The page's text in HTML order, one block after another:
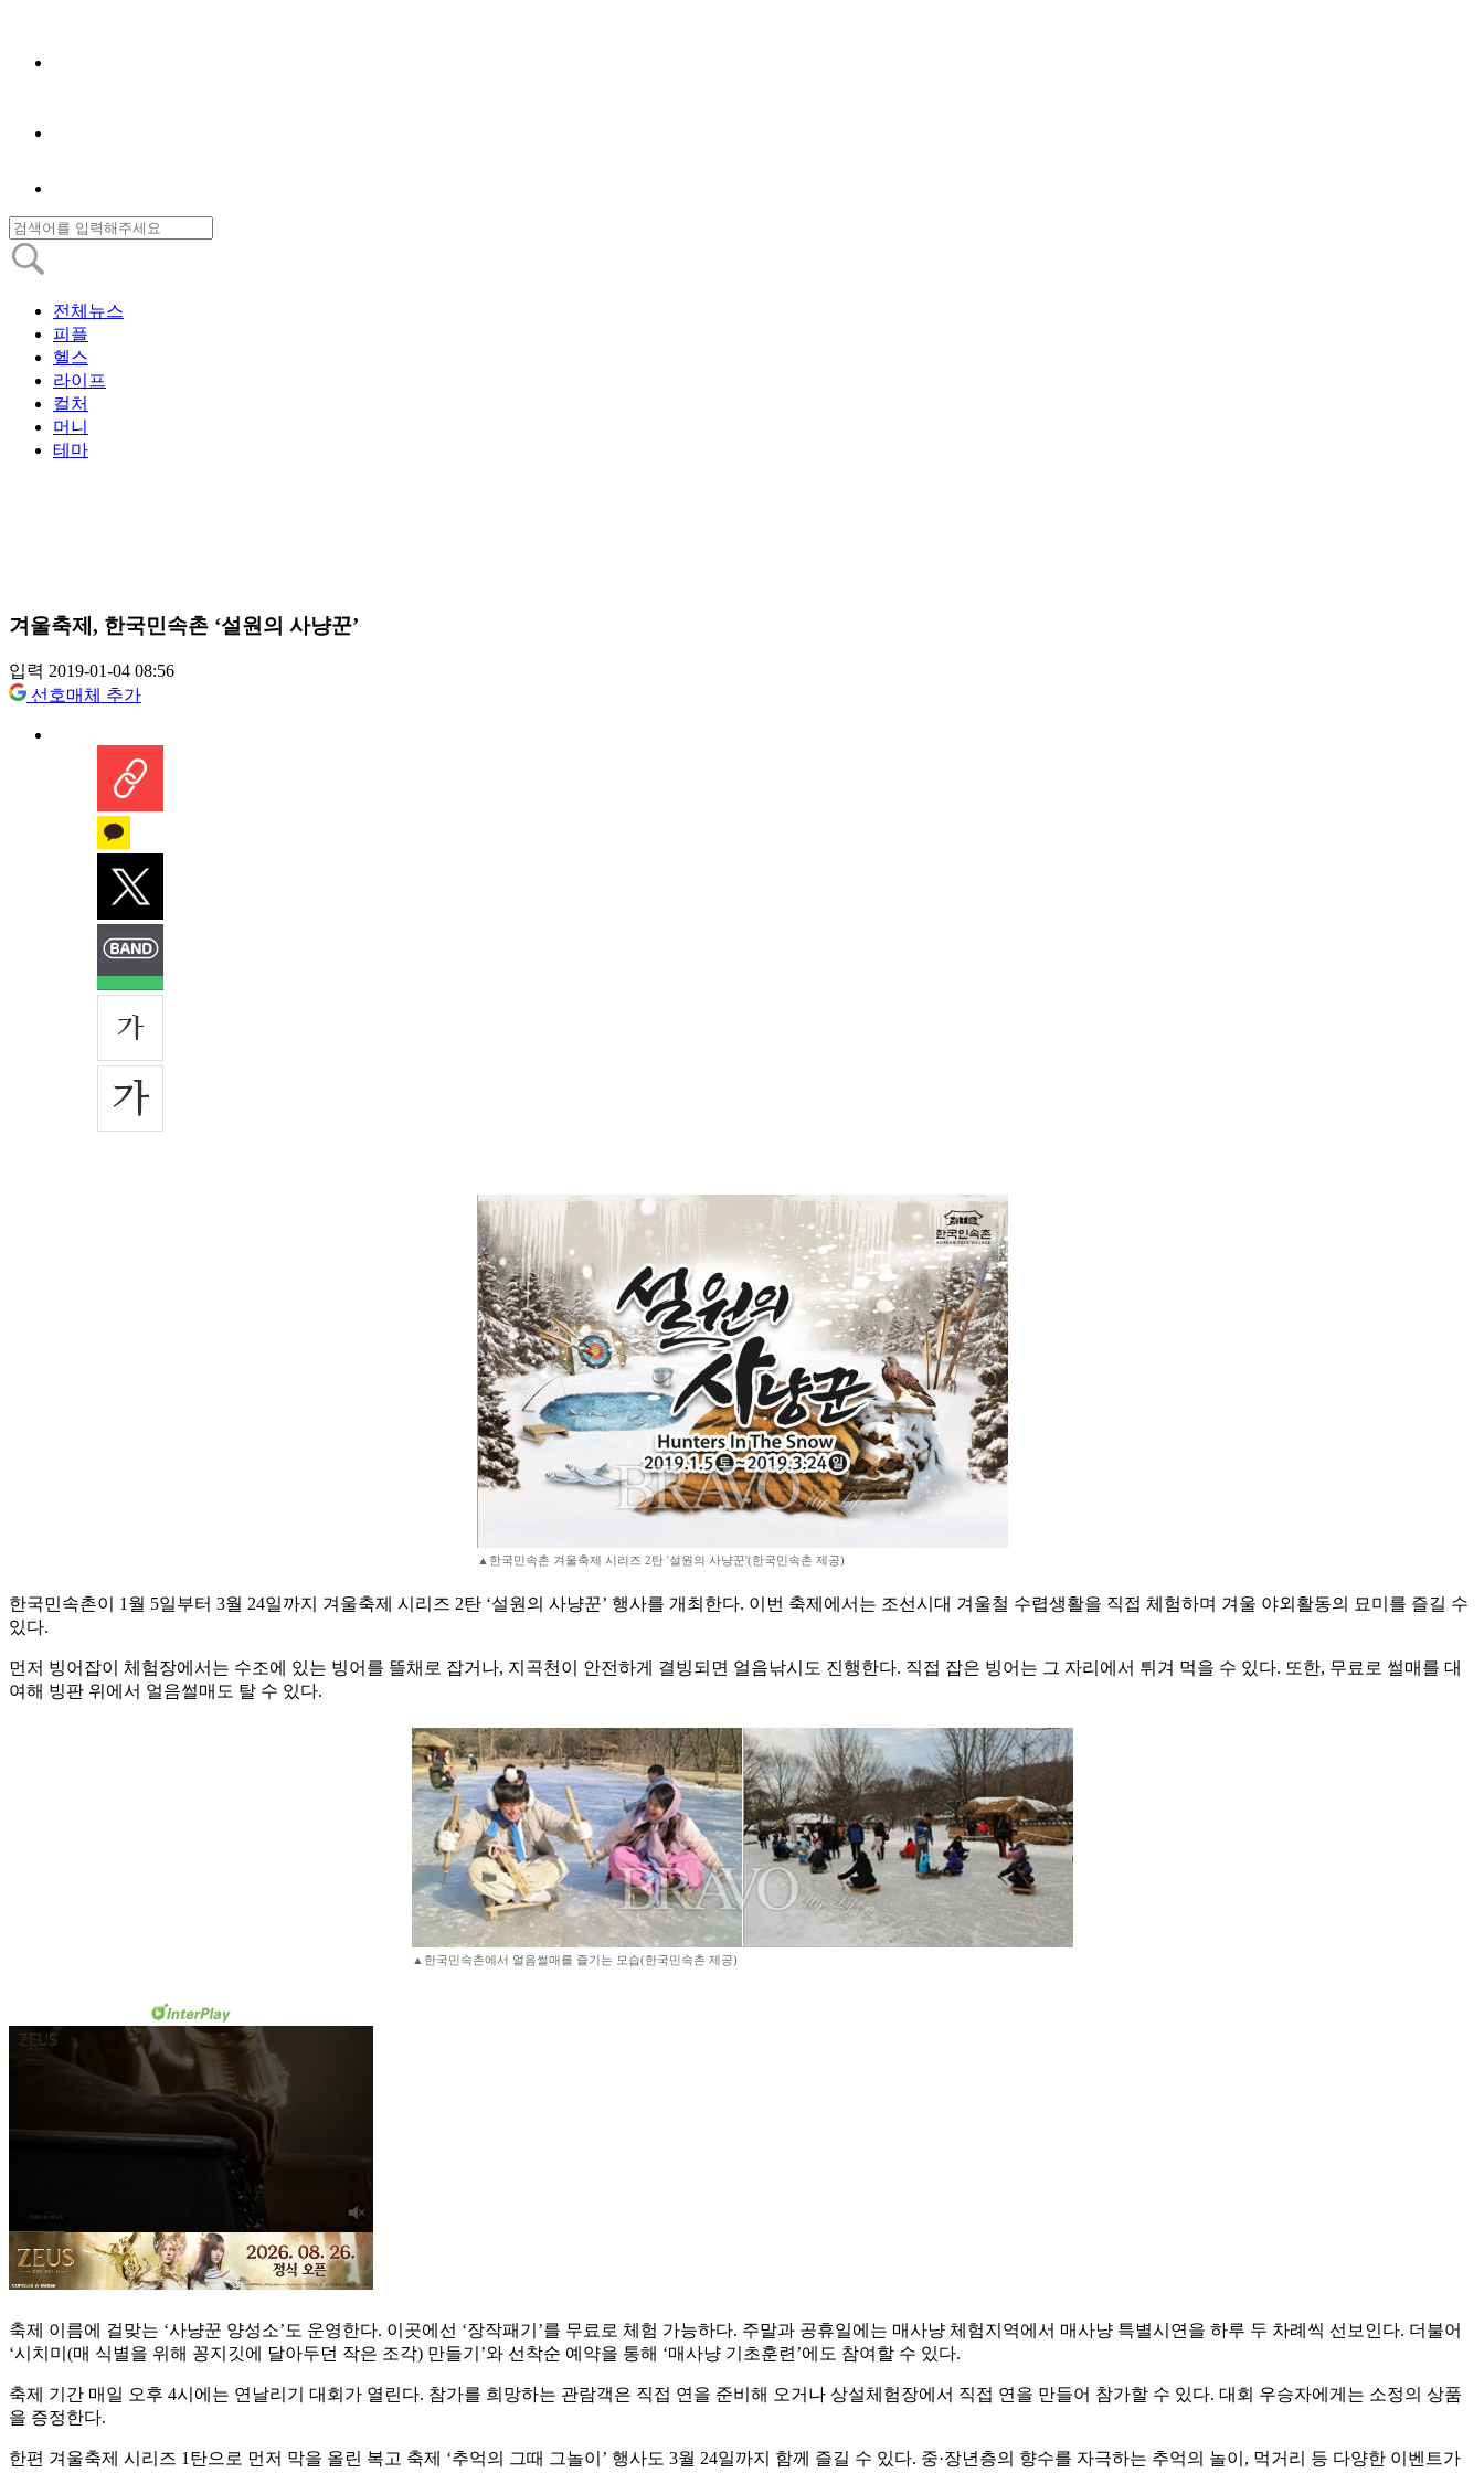
전체뉴스
피플
헬스
라이프
컬처
머니
테마
겨울축제, 한국민속촌 ‘설원의 사냥꾼’
입력 2019-01-04 08:56
선호매체 추가
▲한국민속촌 겨울축제 시리즈 2탄 '설원의 사냥꾼'(한국민속촌 제공)
한국민속촌이 1월 5일부터 3월 24일까지 겨울축제 시리즈 2탄 ‘설원의 사냥꾼’ 행사를 개최한다. 이번 축제에서는 조선시대 겨울철 수렵생활을 직접 체험하며 겨울 야외활동의 묘미를 즐길 수
있다.
먼저 빙어잡이 체험장에서는 수조에 있는 빙어를 뜰채로 잡거나, 지곡천이 안전하게 결빙되면 얼음낚시도 진행한다. 직접 잡은 빙어는 그 자리에서 튀겨 먹을 수 있다. 또한, 무료로 썰매를 대
여해 빙판 위에서 얼음썰매도 탈 수 있다.
▲한국민속촌에서 얼음썰매를 즐기는 모습(한국민속촌 제공)
축제 이름에 걸맞는 ‘사냥꾼 양성소’도 운영한다. 이곳에선 ‘장작패기’를 무료로 체험 가능하다. 주말과 공휴일에는 매사냥 체험지역에서 매사냥 특별시연을 하루 두 차례씩 선보인다. 더불어
‘시치미(매 식별을 위해 꽁지깃에 달아두던 작은 조각) 만들기’와 선착순 예약을 통해 ‘매사냥 기초훈련’에도 참여할 수 있다.
축제 기간 매일 오후 4시에는 연날리기 대회가 열린다. 참가를 희망하는 관람객은 직접 연을 준비해 오거나 상설체험장에서 직접 연을 만들어 참가할 수 있다. 대회 우승자에게는 소정의 상품
을 증정한다.
한편 겨울축제 시리즈 1탄으로 먼저 막을 올린 복고 축제 ‘추억의 그때 그놀이’ 행사도 3월 24일까지 함께 즐길 수 있다. 중·장년층의 향수를 자극하는 추억의 놀이, 먹거리 등 다양한 이벤트가